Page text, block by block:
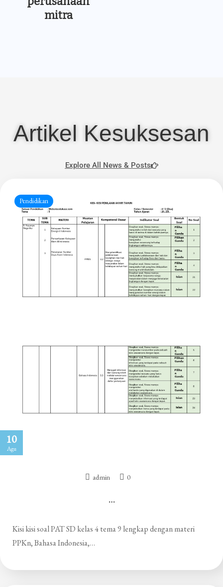
mitra
10
Agu
Pendidikan
admin 0
…
Kisi kisi soal PAT SD kelas 4 tema 9 lengkap dengan materi
PPKn, Bahasa Indonesia,…
Artikel Kesuksesan
Explore All News & Posts